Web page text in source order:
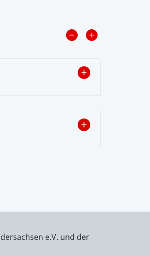
e.V. und der